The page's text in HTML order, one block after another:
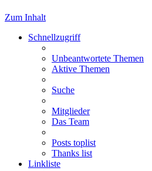
Zum Inhalt
Schnellzugriff
Unbeantwortete Themen
Aktive Themen
Suche
Mitglieder
Das Team
Posts toplist
Thanks list
Linkliste